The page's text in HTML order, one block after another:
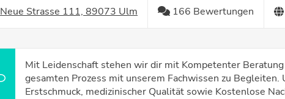
Neue Strasse 111, 89073 Ulm 166 Bewertungen
Mit Leidenschaft stehen wir dir mit Kompetenter
gesamten Prozess mit unserem Fachwissen zu
Erstschmuck, medizinischer Qualität sowie Kostenlose